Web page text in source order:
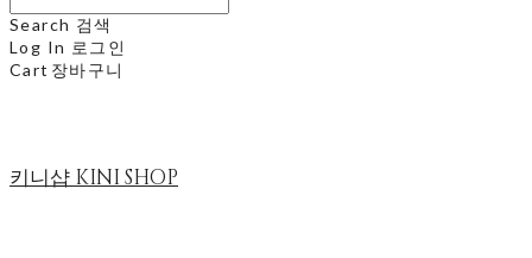
Search 검색
Log In 로그인
Cart 장바구니
키니샵 KINI SHOP